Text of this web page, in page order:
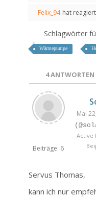
Felix_94 hat reagiert
Schlagwörter
Wärmepumpe
4ANTWORTEN
Beiträge: 6
Mai
Active
Servus Thomas,
kann ich nur